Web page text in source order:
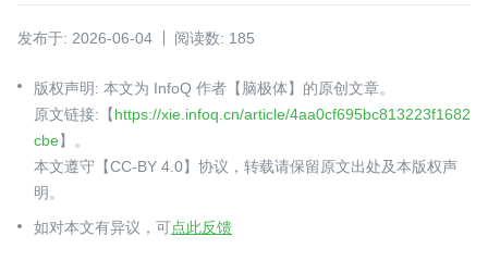
发布于: 2026-06-04 阅读数: 185
版权声明: 本文为 InfoQ 作者【脑极体】的原创文章。
原文链接:【https://xie.infoq.cn/article/4aa0cf695bc813223f1682
cbe】。
本文遵守【CC-BY 4.0】协议，转载请保留原文出处及本版权声
明。
如对本文有异议，可点此反馈